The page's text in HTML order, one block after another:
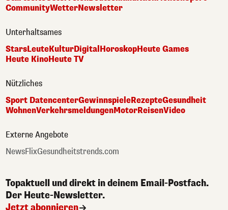
CommunityWetterNewsletter
Unterhaltsames
StarsLeuteKulturDigital HoroskopHeute Games
Heute KinoHeute TV
Nützliches
Sport DatencenterGewinnspieleRezepteGesundheit
WohnenVerkehrsmeldungenMotorReisenVideo
Externe Angebote
NewsFlixGesundheitstrends.com
Topaktuell und direkt in deinem Email-Postfach.
Der Heute-Newsletter.
Jetzt abonnieren